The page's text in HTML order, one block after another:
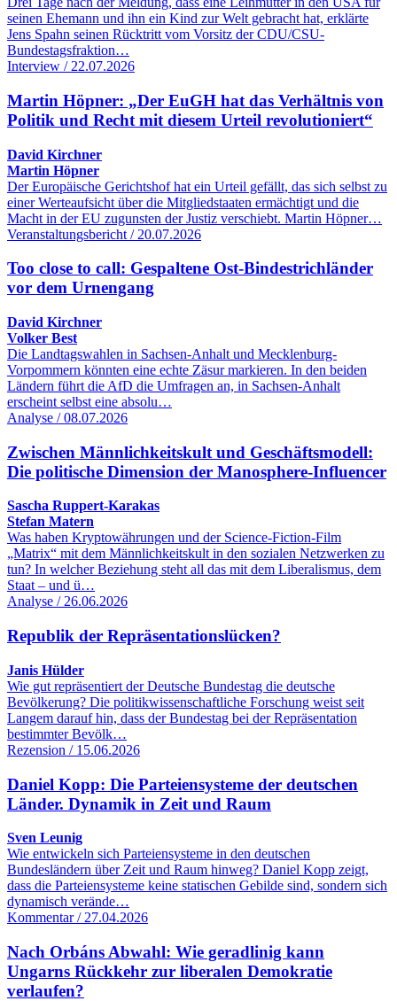
seinen Ehemann und ihn ein Kind zur Welt gebracht hat, erklärte
Jens Spahn seinen Rücktritt vom Vorsitz der CDU/CSU-
Bundestagsfraktion…
Interview / 22.07.2026
Martin Höpner: „Der EuGH hat das Verhältnis von
Politik und Recht mit diesem Urteil revolutioniert“
David Kirchner
Martin Höpner
Der Europäische Gerichtshof hat ein Urteil gefällt, das sich selbst zu
einer Werteaufsicht über die Mitgliedstaaten ermächtigt und die
Macht in der EU zugunsten der Justiz verschiebt. Martin Höpner…
Veranstaltungsbericht / 20.07.2026
Too close to call: Gespaltene Ost-Bindestrichländer
vor dem Urnengang
David Kirchner
Volker Best
Die Landtagswahlen in Sachsen-Anhalt und Mecklenburg-
Vorpommern könnten eine echte Zäsur markieren. In den beiden
Ländern führt die AfD die Umfragen an, in Sachsen-Anhalt
erscheint selbst eine absolu…
Analyse / 08.07.2026
Zwischen Männlichkeitskult und Geschäftsmodell:
Die politische Dimension der Manosphere-Influencer
Sascha Ruppert-Karakas
Stefan Matern
Was haben Kryptowährungen und der Science-Fiction-Film
„Matrix“ mit dem Männlichkeitskult in den sozialen Netzwerken zu
tun? In welcher Beziehung steht all das mit dem Liberalismus, dem
Staat – und ü…
Analyse / 26.06.2026
Republik der Repräsentationslücken?
Janis Hülder
Wie gut repräsentiert der Deutsche Bundestag die deutsche
Bevölkerung? Die politikwissenschaftliche Forschung weist seit
Langem darauf hin, dass der Bundestag bei der Repräsentation
bestimmter Bevölk…
Rezension / 15.06.2026
Daniel Kopp: Die Parteiensysteme der deutschen
Länder. Dynamik in Zeit und Raum
Sven Leunig
Wie entwickeln sich Parteiensysteme in den deutschen
Bundesländern über Zeit und Raum hinweg? Daniel Kopp zeigt,
dass die Parteiensysteme keine statischen Gebilde sind, sondern sich
dynamisch verände…
Kommentar / 27.04.2026
Nach Orbáns Abwahl: Wie geradlinig kann
Ungarns Rückkehr zur liberalen Demokratie
verlaufen?